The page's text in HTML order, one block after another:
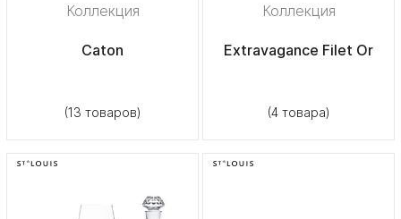
Коллекция
Caton
(13 товаров)
Коллекция
Extravagance Filet Or
(4 товара)